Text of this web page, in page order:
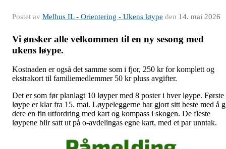
Postet av Melhus IL - Orientering - Ukens løype den 14. mai 2026
Vi ønsker alle velkommen til en ny sesong med
ukens løype.
Kostnaden er også det samme som i fjor, 250 kr for komplett og
ekstrakort til familiemedlemmer 50 kr pluss avgifter.
Det er som før planlagt 10 løyper med 8 poster i hver løype. Første
løype er klar fra 15. mai. Løypeleggerne har gjort sitt beste med å
dere en fin utfordring med kart og kompass i skogen. De fleste
løypene blir satt ut på o-avdelingas egne kart, med et par unntak.